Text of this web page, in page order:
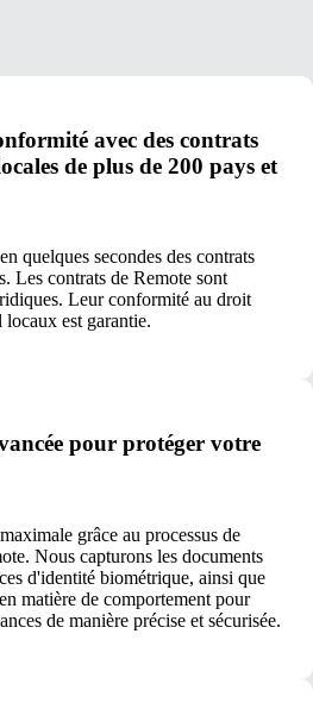
avec des contrats
de plus de 200 pays et
quelques secondes des contrats
Les contrats de Remote sont
Leur conformité au droit
est garantie.
pour protéger votre
grâce au processus de
Nous capturons les documents
d'identité biométrique, ainsi que
matière de comportement pour
de manière précise et sécurisée.